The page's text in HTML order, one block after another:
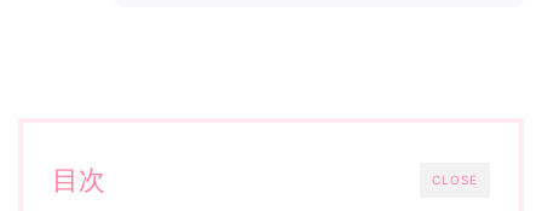
CLOSE
目次